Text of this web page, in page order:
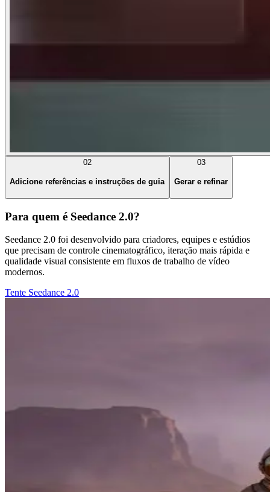
02
Adicione referências e instruções de guia
03
Gerar e refinar
Para quem é Seedance 2.0?
Seedance 2.0 foi desenvolvido para criadores, equipes e estúdios
que precisam de controle cinematográfico, iteração mais rápida e
qualidade visual consistente em fluxos de trabalho de vídeo
modernos.
Tente Seedance 2.0